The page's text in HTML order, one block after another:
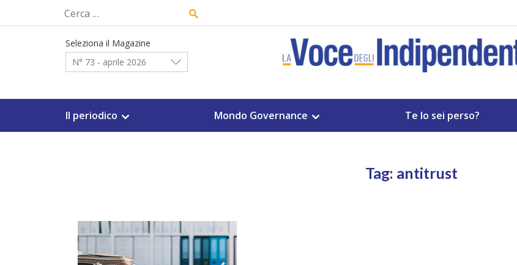
Ricerca
per:
Seleziona il Magazine
N° 73 - aprile 2026
Il periodico Mondo Governance Te lo sei perso?
Tag: antitrust